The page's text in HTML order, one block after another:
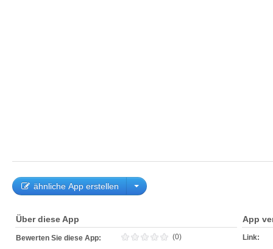
ähnliche App erstellen
Über diese App
Bewerten Sie diese App: (0)
App
Link: